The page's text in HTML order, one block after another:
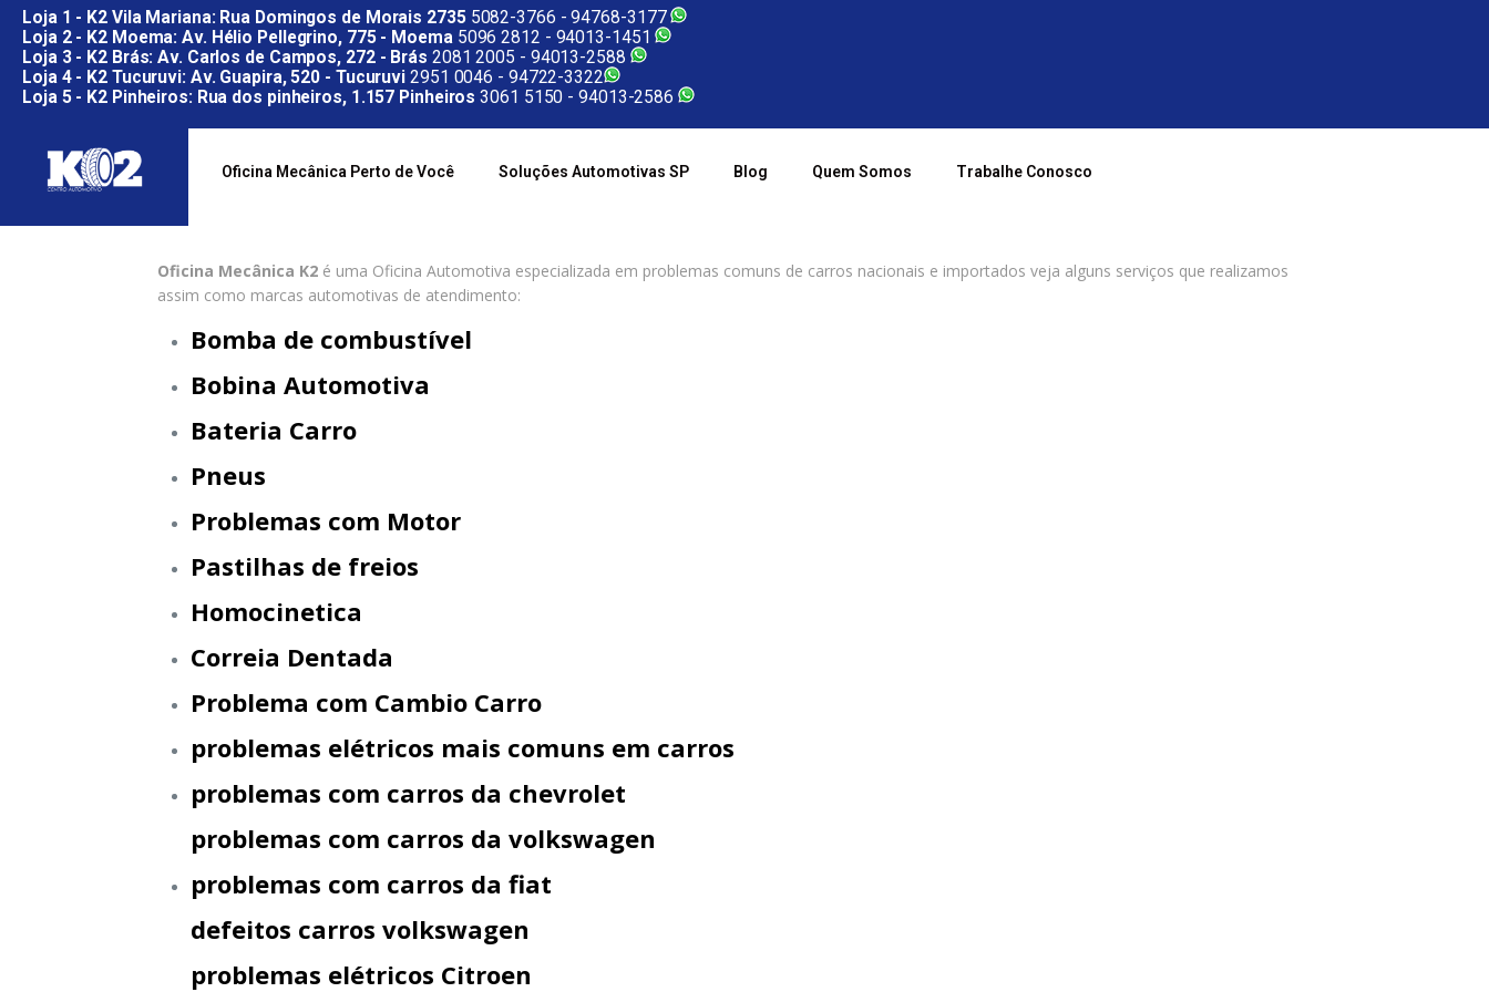
Loja 1 - K2 Vila Mariana: Rua Domingos de Morais 27355082-3766 -94768-3177
Loja 2 - K2 Moema: Av. Hélio Pellegrino, 775 - Moema5096 2812 - 94013-1451
Loja 3 - K2 Brás: Av. Carlos de Campos, 272 - Brás 2081 2005 - 94013-2588
Loja 4 - K2 Tucuruvi: Av. Guapira, 520 - Tucuruvi 2951 0046 - 94722-3322
Loja 5 - K2 Pinheiros: Rua dos pinheiros, 1.157 Pinheiros 3061 5150 -94013-2586
Oficina Mecânica Perto de Você Soluções Automotivas SP Blog Quem Somos Trabalhe Conosco
Oficina Mecânica K2é uma Oficina Automotiva especializada em problemas comuns de carros nacionais e importados veja alguns serviços que realizamos
assim como marcas automotivas de atendimento:
Bomba de combustível
Bobina Automotiva
Bateria Carro
Pneus
Problemas com Motor
Pastilhas de freios
Homocinetica
Correia Dentada
Problema com Cambio Carro
problemas elétricos mais comuns em carros
problemas com carros da chevrolet
problemas com carros da volkswagen
problemas com carros da fiat
defeitos carros volkswagen
problemas elétricos Citroen